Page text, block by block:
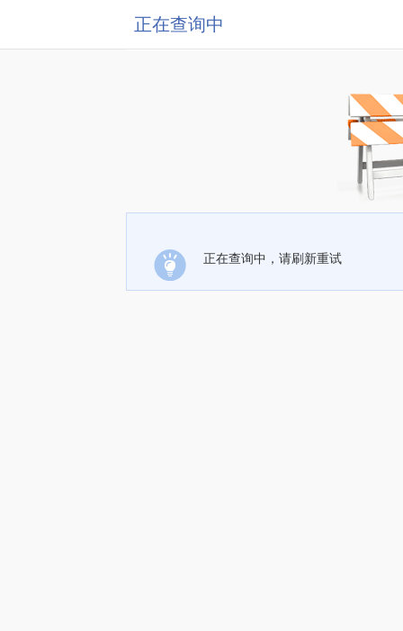
正在查询中
正在查询中，请刷新重试